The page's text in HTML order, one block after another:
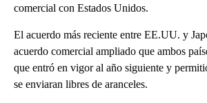
comercial con Estados Unidos.
El acuerdo más reciente entre EE.UU. y
acuerdo comercial ampliado que ambos
que entró en vigor al año siguiente y
se enviaran libres de aranceles.